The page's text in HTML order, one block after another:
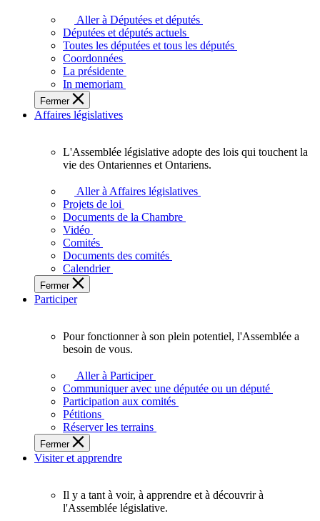
députés
vous
représentent
sein
de
l'Assemblée
législative
l'Ontario.
Aller à Députées et députés
Députées et députés actuels
Toutes les députées et tous les députés
Coordonnées
La présidente
In memoriam
Fermer
Affaires législatives
L'Assemblée
adopte
touchent
des
Ontariennes
et
L'Assemblée législative adopte des lois qui touchent la
vie des Ontariennes et Ontariens.
Aller à Affaires législatives
Projets de loi
Documents de la Chambre
Vidéo
Comités
Documents des comités
Calendrier
Fermer
Participer
plein
potentiel,
l'Assemblée
a
besoin
de
Pour fonctionner à son plein potentiel, l'Assemblée a
besoin de vous.
Aller à Participer
Communiquer avec une députée ou un député
Participation aux comités
Pétitions
Réserver les terrains
Fermer
Visiter et apprendre
Il y a tant à voir, à apprendre et à découvrir à
l'Assemblée législative.